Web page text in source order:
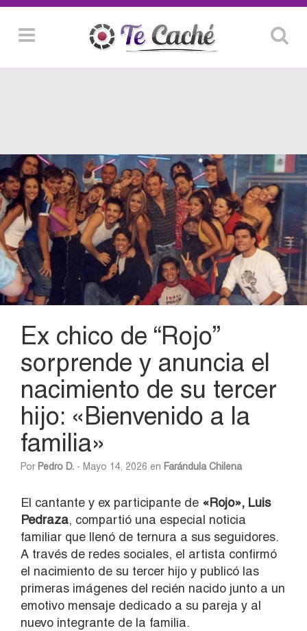
Ex chico de “Rojo”
sorprende y anuncia el
nacimiento de su tercer
hijo: «Bienvenido a la
familia»
Por Pedro D. - Mayo 14, 2026 en Farándula Chilena
El cantante y ex participante de «Rojo», Luis
Pedraza, compartió una especial noticia
familiar que llenó de ternura a sus seguidores.
A través de redes sociales, el artista confirmó
el nacimiento de su tercer hijo y publicó las
primeras imágenes del recién nacido junto a un
emotivo mensaje dedicado a su pareja y al
nuevo integrante de la familia.